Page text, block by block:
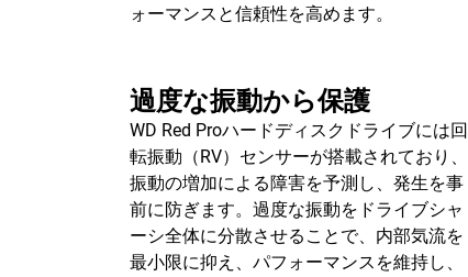
ォーマンスと信頼性を高めます。
過度な振動から保護
WD Red Proハードディスクドライブには回
転振動（RV）センサーが搭載されており、
振動の増加による障害を予測し、発生を事
前に防ぎます。過度な振動をドライブシャ
ーシ全体に分散させることで、内部気流を
最小限に抑え、パフォーマンスを維持し、